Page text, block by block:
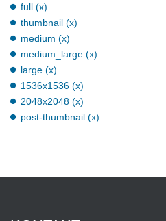
full (x)
thumbnail (x)
medium (x)
medium_large (x)
large (x)
1536x1536 (x)
2048x2048 (x)
post-thumbnail (x)